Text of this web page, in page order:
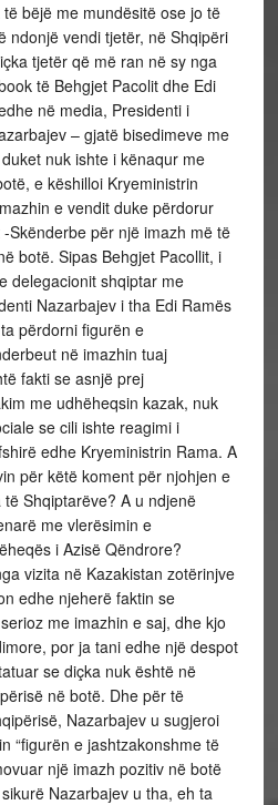
bëjë me mundësitë ose jo të
ndonjë vendi tjetër, në Shqipëri
tjetër që më ran në sy nga
të Behgjet Pacolit dhe Edi
në media, Presidenti i
– gjatë bisedimeve me
nuk ishte i kënaqur me
e këshilloi Kryeministrin
e vendit duke përdorur
Skënderbe për një imazh më të
botë. Sipas Behgjet Pacollit, i
delegacionit shqiptar me
Nazarbajev i tha Edi Ramës
përdorni figurën e
në imazhin tuaj
fakti se asnjë prej
me udhëheqsin kazak, nuk
se cili ishte reagimi i
edhe Kryeministrin Rama. A
për këtë koment për njohjen e
Shqiptarëve? A u ndjenë
me vlerësimin e
i Azisë Qëndrore?
vizita në Kazakistan zotërinjve
edhe njeherë faktin se
me imazhin e saj, dhe kjo
por ja tani edhe një despot
se diçka nuk është në
në botë. Dhe për të
Nazarbajev u sugjeroi
“figurën e jashtzakonshme të
një imazh pozitiv në botë
Nazarbajev u tha, eh ta